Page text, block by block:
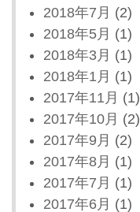
2018年7月 (2)
2018年5月 (1)
2018年3月 (1)
2018年1月 (1)
2017年11月 (1)
2017年10月 (2)
2017年9月 (2)
2017年8月 (1)
2017年7月 (1)
2017年6月 (1)